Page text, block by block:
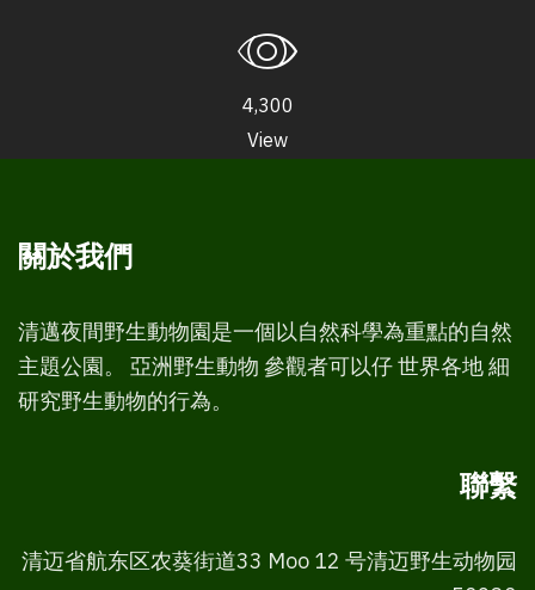
4,300
View
關於我們
清邁夜間野生動物園是一個以自然科學為重點的自然
主題公園。 亞洲野生動物 參觀者可以仔 世界各地 細
研究野生動物的行為。
聯繫
清迈省航东区农葵街道33 Moo 12 号清迈野生动物园